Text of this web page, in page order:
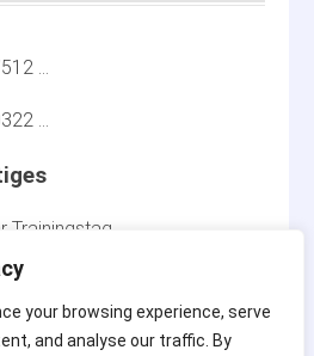
your browsing experience, serve
and analyse our traffic. By
…
…
Trainingstag
Hallentag
Sommerfest
08 Cup (2.Platz)